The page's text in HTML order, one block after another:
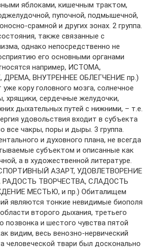
яблоками, кишечным трактом,
пупочной, подмышечной,
срамной и других зонах. 2 группа.
также связанные с
однако непосредственно не
его основными органами
например, ИСТОМА,
ВНУТРЕННЕЕ ОБЛЕГЧЕНИЕ пр.)
кору головного мозга, солнечное
хрящики, сердечные желудочки,
дыхательных путей с нижними, – т.е.
удовольствия входит в субъекта
все чакры, поры и дыры. 3 группа.
и духовного плана, не всегда
субъектом и описанные как
а в художественной литературе.
СПОРТИВНЫЙ АЗАРТ, УДОВЛЕТВОРЕНИЕ
ТВОРЧЕСТВА, СЛАДОСТЬ
МЕСТЬЮ, и пр.) Обиталищем
являются тонкие невидимые биополя
второго дыхания, третьего
позвонка и шестого чувства пятой
видим, весь венозно-нервический
человеческой твари был досконально